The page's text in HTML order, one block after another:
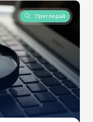
Прегледай